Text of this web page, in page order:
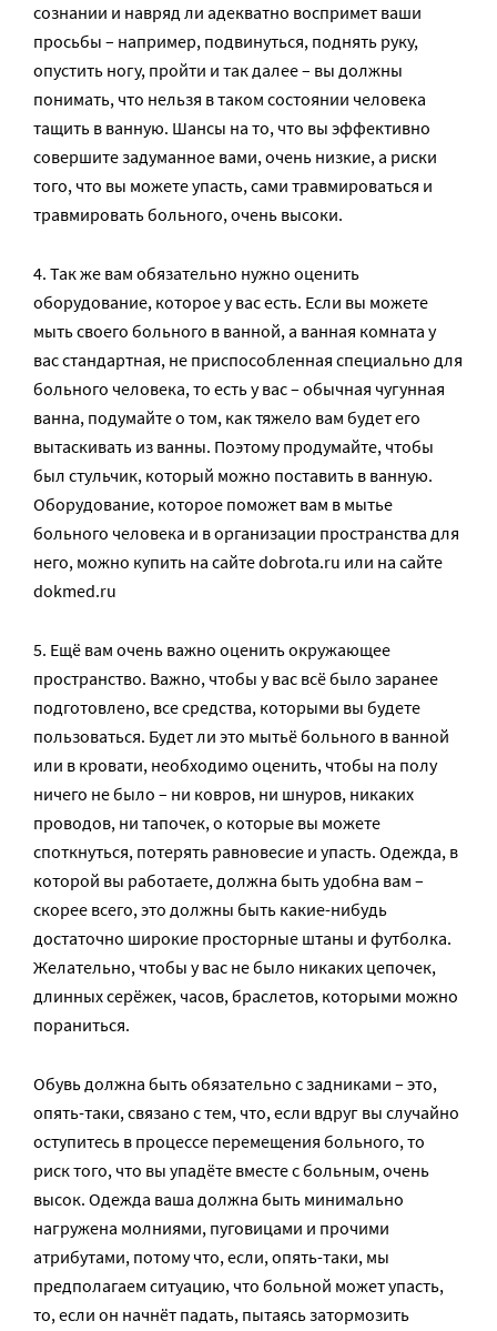
сознании и навряд ли адекватно воспримет ваши
просьбы – например, подвинуться, поднять руку,
опустить ногу, пройти и так далее – вы должны
понимать, что нельзя в таком состоянии человека
тащить в ванную. Шансы на то, что вы эффективно
совершите задуманное вами, очень низкие, а риски
того, что вы можете упасть, сами травмироваться и
травмировать больного, очень высоки.
4. Так же вам обязательно нужно оценить
оборудование, которое у вас есть. Если вы можете
мыть своего больного в ванной, а ванная комната у
вас стандартная, не приспособленная специально для
больного человека, то есть у вас – обычная чугунная
ванна, подумайте о том, как тяжело вам будет его
вытаскивать из ванны. Поэтому продумайте, чтобы
был стульчик, который можно поставить в ванную.
Оборудование, которое поможет вам в мытье
больного человека и в организации пространства для
него, можно купить на сайте dobrota.ru или на сайте
dokmed.ru
5. Ещё вам очень важно оценить окружающее
пространство. Важно, чтобы у вас всё было заранее
подготовлено, все средства, которыми вы будете
пользоваться. Будет ли это мытьё больного в ванной
или в кровати, необходимо оценить, чтобы на полу
ничего не было – ни ковров, ни шнуров, никаких
проводов, ни тапочек, о которые вы можете
споткнуться, потерять равновесие и упасть. Одежда, в
которой вы работаете, должна быть удобна вам –
скорее всего, это должны быть какие-нибудь
достаточно широкие просторные штаны и футболка.
Желательно, чтобы у вас не было никаких цепочек,
длинных серёжек, часов, браслетов, которыми можно
пораниться.
Обувь должна быть обязательно с задниками – это,
опять-таки, связано с тем, что, если вдруг вы случайно
оступитесь в процессе перемещения больного, то
риск того, что вы упадёте вместе с больным, очень
высок. Одежда ваша должна быть минимально
нагружена молниями, пуговицами и прочими
атрибутами, потому что, если, опять-таки, мы
предполагаем ситуацию, что больной может упасть,
то, если он начнёт падать, пытаясь затормозить